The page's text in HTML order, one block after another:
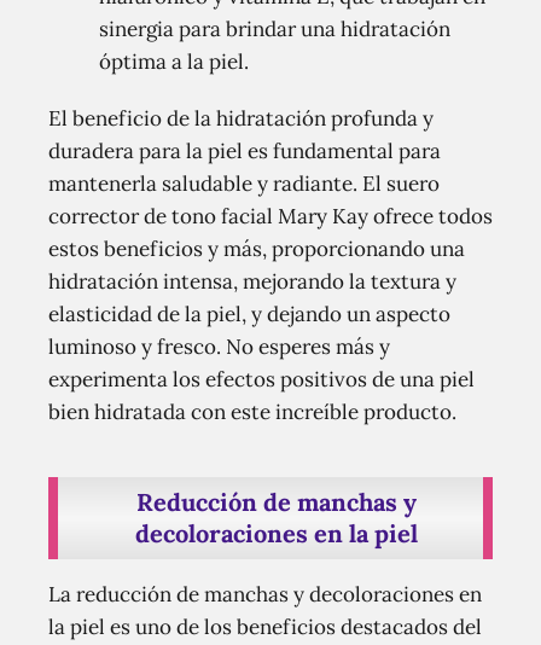
sinergia para brindar una hidratación
óptima a la piel.
El beneficio de la hidratación profunda y
duradera para la piel es fundamental para
mantenerla saludable y radiante. El suero
corrector de tono facial Mary Kay ofrece todos
estos beneficios y más, proporcionando una
hidratación intensa, mejorando la textura y
elasticidad de la piel, y dejando un aspecto
luminoso y fresco. No esperes más y
experimenta los efectos positivos de una piel
bien hidratada con este increíble producto.
Reducción de manchas y
decoloraciones en la piel
La reducción de manchas y decoloraciones en
la piel es uno de los beneficios destacados del